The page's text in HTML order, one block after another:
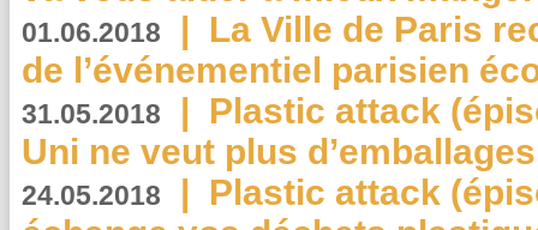
01.06.2018 | La Ville de Paris
de l’événementiel parisien
31.05.2018 | Plastic attack
Uni ne veut plus
24.05.2018 | Plastic attack